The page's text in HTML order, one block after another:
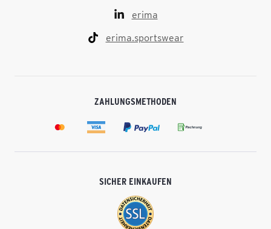
erima
erima.sportswear
ZAHLUNGSMETHODEN
SICHER EINKAUFEN